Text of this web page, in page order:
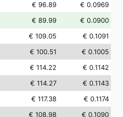
€ 96.89
€ 0.0969
€ 89.99
€ 0.0900
€ 109.05
€ 0.1091
€ 100.51
€ 0.1005
€ 114.22
€ 0.1142
€ 114.27
€ 0.1143
€ 117.38
€ 0.1174
€ 108.98
€ 0.1090